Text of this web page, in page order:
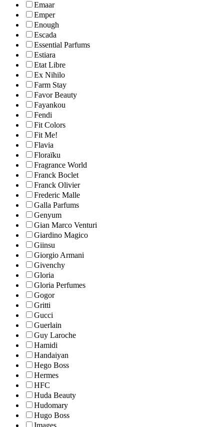
Emaar
Emper
Enough
Escada
Essential Parfums
Estiara
Etat Libre
Ex Nihilo
Farm Stay
Favor Beauty
Fayankou
Fendi
Fit Colors
Fit Me!
Flavia
Floraïku
Fragrance World
Franck Boclet
Franck Olivier
Frederic Malle
Galla Parfums
Genyum
Gian Marco Venturi
Giardino Magico
Giinsu
Giorgio Armani
Givenchy
Gloria
Gloria Perfumes
Gogor
Gritti
Gucci
Guerlain
Guy Laroche
Hamidi
Handaiyan
Hego Boss
Hermes
HFC
Huda Beauty
Hudomary
Hugo Boss
Images